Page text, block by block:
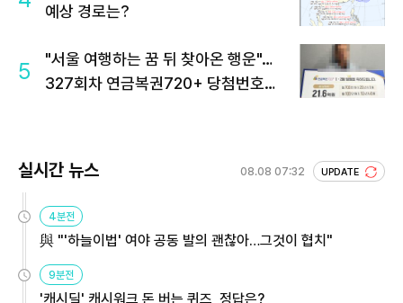
예상 경로는?
5
"서울 여행하는 꿈 뒤 찾아온 행운"…
327회차 연금복권720+ 당첨번호조
실시간 뉴스 08.08 07:32 UPDATE
4분전
與 "'하늘이법' 여야 공동 발의 괜찮아…그것이 협치"
9분전
'캐시딜' 캐시워크 돈 버는 퀴즈, 정답은?